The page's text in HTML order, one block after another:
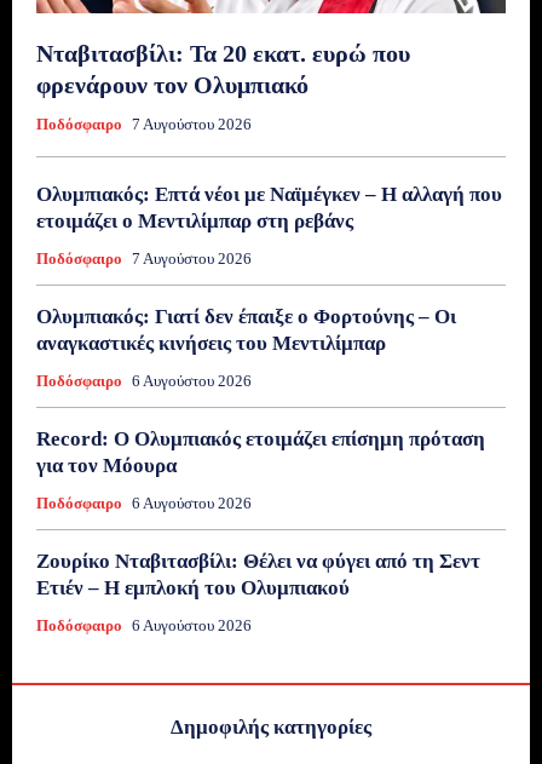
Νταβιτασβίλι: Τα 20 εκατ. ευρώ που
φρενάρουν τον Ολυμπιακό
Ποδόσφαιρο 7 Αυγούστου 2026
Ολυμπιακός: Επτά νέοι με Ναϊμέγκεν – Η αλλαγή που
ετοιμάζει ο Μεντιλίμπαρ στη ρεβάνς
Ποδόσφαιρο 7 Αυγούστου 2026
Ολυμπιακός: Γιατί δεν έπαιξε ο Φορτούνης – Οι
αναγκαστικές κινήσεις του Μεντιλίμπαρ
Ποδόσφαιρο 6 Αυγούστου 2026
Record: Ο Ολυμπιακός ετοιμάζει επίσημη πρόταση
για τον Μόουρα
Ποδόσφαιρο 6 Αυγούστου 2026
Ζουρίκο Νταβιτασβίλι: Θέλει να φύγει από τη Σεντ
Ετιέν – Η εμπλοκή του Ολυμπιακού
Ποδόσφαιρο 6 Αυγούστου 2026
Δημοφιλής κατηγορίες